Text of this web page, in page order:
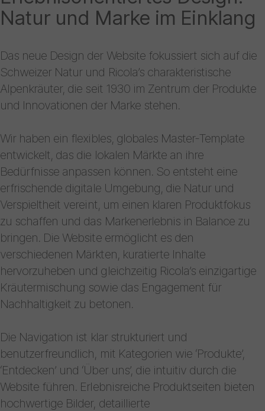
Natur und Marke im Einklang
Das neue Design der Website fokussiert sich auf die
Schweizer Natur und Ricola’s charakteristische
Alpenkräuter, die seit 1930 im Zentrum der Produkte
und Innovationen der Marke stehen.
Wir haben ein flexibles, globales Master-Template
entwickelt, das die lokalen Märkte an ihre
Bedürfnisse anpassen können. So entsteht eine
erfrischende digitale Umgebung, die Natur und
Verspieltheit vereint, um einen klaren Produktfokus
zu schaffen und das Markenerlebnis in Balance zu
bringen. Die Website ermöglicht es den
verschiedenen Märkten, kuratierte Inhalte
hervorzuheben und gleichzeitig Ricola’s einzigartige
Kräutermischung sowie das Engagement für
Nachhaltigkeit zu betonen.
Die Navigation ist klar strukturiert und
benutzerfreundlich, mit Kategorien wie ‘Produkte’,
‘Entdecken’ und ‘Über uns’, die intuitiv durch die
Website führen. Erlebnisreiche Produktseiten bieten
hochwertige Bilder, detaillierte